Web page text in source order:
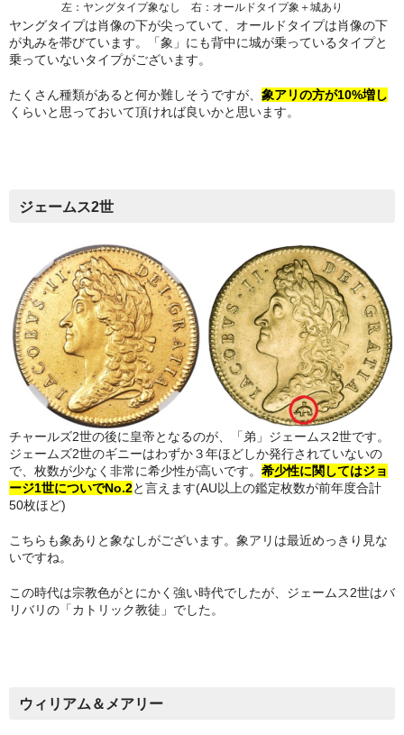
左：ヤングタイプ象なし 右：オールドタイプ象＋城あり
ヤングタイプは肖像の下が尖っていて、オールドタイプは肖像の下
が丸みを帯びています。「象」にも背中に城が乗っているタイプと
乗っていないタイプがございます。
たくさん種類があると何か難しそうですが、 象アリの方が10%増し
くらいと思っておいて頂ければ良いかと思います。
ジェームス2世
チャールズ2世の後に皇帝となるのが、「弟」ジェームス2世です。
ジェームズ2世のギニーはわずか３年ほどしか発行されていないの
で、枚数が少なく非常に希少性が高いです。 希少性に関してはジョ
ージ1世についでNo.2と言えます(AU以上の鑑定枚数が前年度合計
50枚ほど)
こちらも象ありと象なしがございます。象アリは最近めっきり見な
いですね。
この時代は宗教色がとにかく強い時代でしたが、ジェームス2世はバ
リバリの「カトリック教徒」でした。
ウィリアム＆メアリー